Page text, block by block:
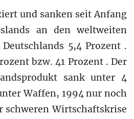
und sanken seit Anfang
an den weltweiten
5,4 Prozent .
bzw. 41 Prozent . Der
sank unter 4
Waffen, 1994 nur noch
schweren Wirtschaftskrise